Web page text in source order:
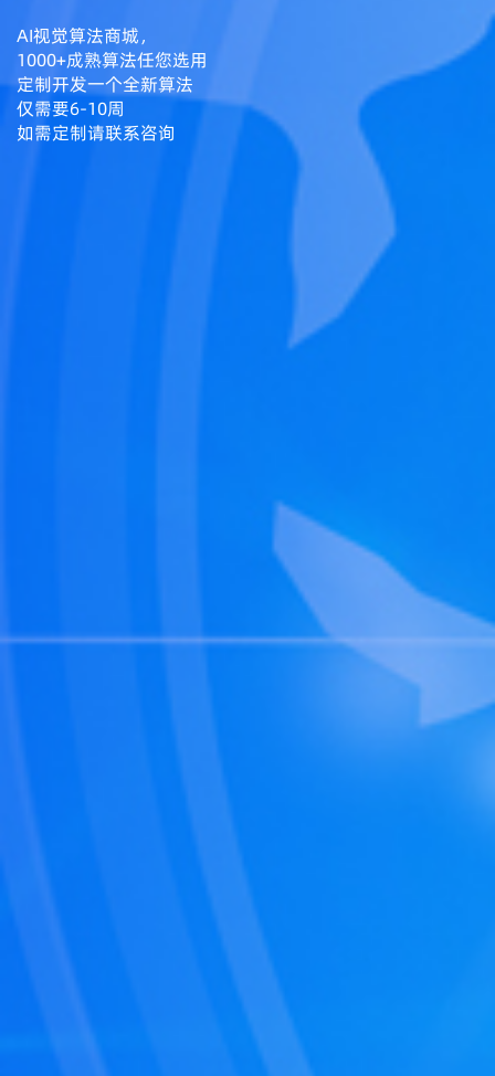
AI视觉算法商城，
1000+成熟算法任您选用
定制开发一个全新算法
仅需要6-10周
如需定制请联系咨询